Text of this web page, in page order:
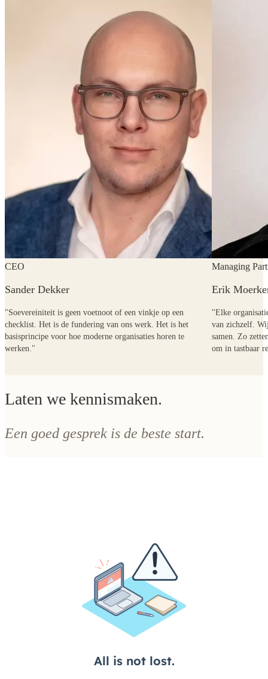
CEO
Sander Dekker
"Soevereiniteit is geen voetnoot of een vinkje op een
checklist. Het is de fundering van ons werk. Het is het
basisprincipe voor hoe moderne organisaties horen te
werken."
Managing
Erik
"Elke
van zichzelf.
samen. Zo
om in tastbaar
Laten we kennismaken.
Een goed gesprek is de beste start.